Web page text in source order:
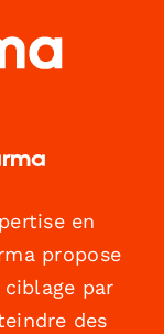
en
propose
par
des